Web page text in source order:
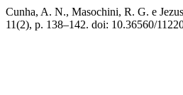
Cunha, A. N., Masochini, R. G. e
11(2), p. 138–142. doi: 10.36560/